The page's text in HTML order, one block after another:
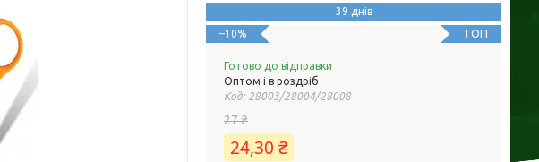
ТОП
39 днів
–10%
Готово до відправки
Оптом і в роздріб
Код: 28003/28004/28008
27 ₴
24,30 ₴